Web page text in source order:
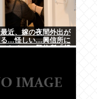
近、嫁の夜間外出が
る…怪しい…興信所に
たろ！」興信所「報